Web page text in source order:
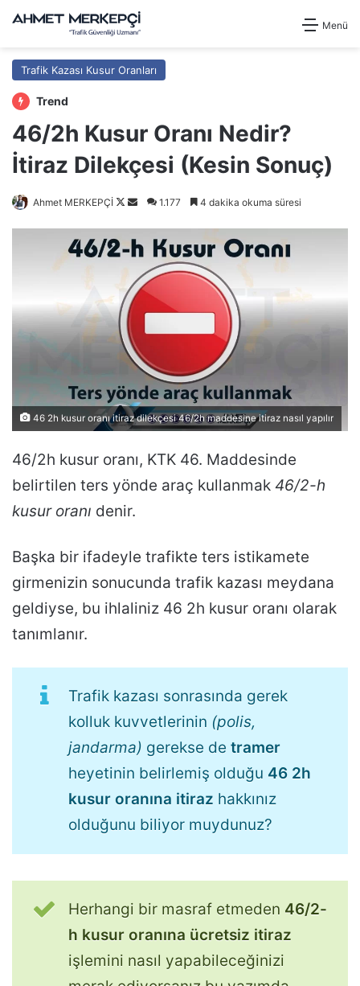
Menü
Trafik Kazası Kusur Oranları
Trend
46/2h Kusur Oranı Nedir?
İtiraz Dilekçesi (Kesin Sonuç)
Ahmet MERKEPÇİ
Follow
X
Bir
posta
göndermek
1.177 4 dakika okuma süresi
46 2h kusur oranı itiraz dilekçesi 46/2h maddesine itiraz nasıl yapılır
46/2h kusur oranı, KTK 46. Maddesinde
belirtilen ters yönde araç kullanmak 46/2-h
kusur oranı denir.
Başka bir ifadeyle trafikte ters istikamete
girmenizin sonucunda trafik kazası meydana
geldiyse, bu ihlaliniz 46 2h kusur oranı olarak
tanımlanır.
Trafik kazası sonrasında gerek
kolluk kuvvetlerinin (polis,
jandarma) gerekse de tramer
heyetinin belirlemiş olduğu 46 2h
kusur oranına itiraz hakkınız
olduğunu biliyor muydunuz?
Herhangi bir masraf etmeden 46/2-
h kusur oranına ücretsiz itiraz
işlemini nasıl yapabileceğinizi